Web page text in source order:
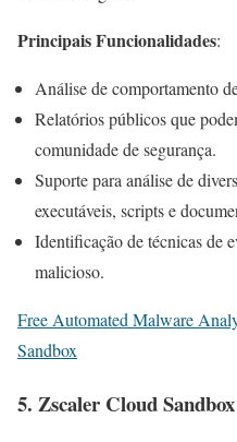
Principais Funcionalidades:
Análise de comportamento
Relatórios públicos que
comunidade de segurança.
Suporte para análise de
executáveis, scripts e
Identificação de técnicas de
malicioso.
Free Automated Malware
Sandbox
5. Zscaler Cloud Sandbox